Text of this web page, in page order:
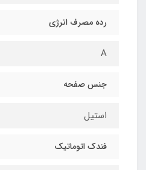
رده مصرف انرژی
A
جنس صفحه
استیل
فندک اتوماتیک